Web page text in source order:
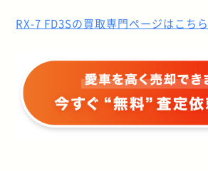
RX-7 FD3Sの買取専門ページはこちら